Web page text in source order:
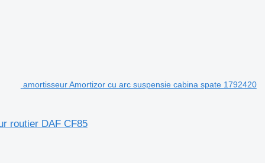
amortisseur Amortizor cu arc suspensie cabina spate 1792420
routier DAF CF85